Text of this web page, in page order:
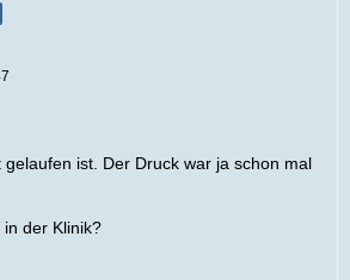
ist. Der Druck war ja schon mal
der Klinik?